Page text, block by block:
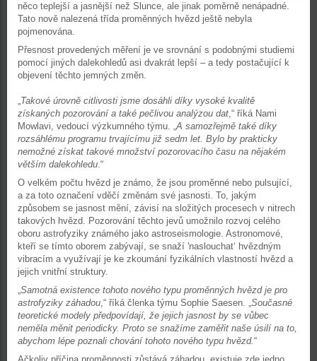
něco teplejší a jasnější než Slunce, ale jinak poměrně nenápadné.
Tato nově nalezená třída proměnných hvězd ještě nebyla
pojmenována.
Přesnost provedených měření je ve srovnání s podobnými studiemi
pomocí jiných dalekohledů asi dvakrát lepší – a tedy postačující k
objevení těchto jemných změn.
„Takové úrovně citlivosti jsme dosáhli díky vysoké kvalitě
získaných pozorování a také pečlivou analýzou dat,“ říká Nami
Mowlavi, vedoucí výzkumného týmu. „A samozřejmě také díky
rozsáhlému programu trvajícímu již sedm let. Bylo by prakticky
nemožné získat takové množství pozorovacího času na nějakém
větším dalekohledu.“
O velkém počtu hvězd je známo, že jsou proměnné nebo pulsující,
a za toto označení vděčí změnám své jasnosti. To, jakým
způsobem se jasnost mění, závisí na složitých procesech v nitrech
takových hvězd. Pozorování těchto jevů umožnilo rozvoj celého
oboru astrofyziky známého jako astroseismologie. Astronomové,
kteří se tímto oborem zabývají, se snaží 'naslouchat‘ hvězdným
vibracím a využívají je ke zkoumání fyzikálních vlastností hvězd a
jejich vnitřní struktury.
„Samotná existence tohoto nového typu proměnných hvězd je pro
astrofyziky záhadou,“ říká členka týmu Sophie Saesen. „Současné
teoretické modely předpovídají, že jejich jasnost by se vůbec
neměla měnit periodicky. Proto se snažíme zaměřit naše úsilí na to,
abychom lépe poznali chování tohoto nového typu hvězd.“